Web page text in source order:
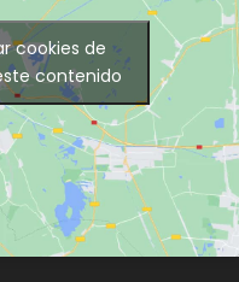
cookies de
contenido